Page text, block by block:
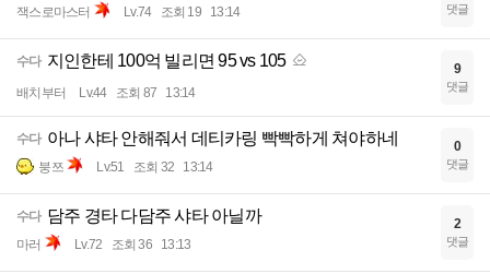
잭스로마스터 Lv.74 조회 19 13:14 댓글
수다 지인한테 100억 빌리면 95 vs 105
배치부터 Lv.44 조회 87 13:14
9
댓글
수다 아나 샤타 안해줘서 데티카링 빡빡하게 쳐야하네
붕쯔 Lv.51 조회 32 13:14
0
댓글
수다 담주 경타 다담주 샤타 아닐까
마러 Lv.72 조회 36 13:13
2
댓글